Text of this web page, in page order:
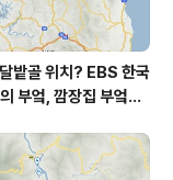
밭골 위치? EBS 한국
부엌, 깜장집 부엌은
북도 영양군 가볼 만
읍 상원리. KBS 인간극